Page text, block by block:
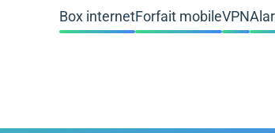
Box internetForfait mobileVPN